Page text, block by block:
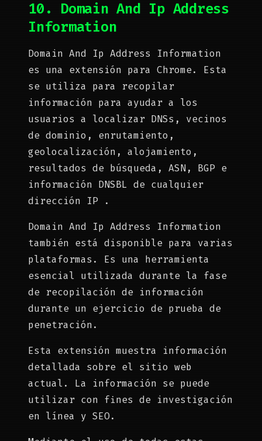
10. Domain And Ip Address
Information
Domain And Ip Address Information
es una extensión para Chrome. Esta
se utiliza para recopilar
información para ayudar a los
usuarios a localizar DNSs, vecinos
de dominio, enrutamiento,
geolocalización, alojamiento,
resultados de búsqueda, ASN, BGP e
información DNSBL de cualquier
dirección IP .
Domain And Ip Address Information
también está disponible para varias
plataformas. Es una herramienta
esencial utilizada durante la fase
de recopilación de información
durante un ejercicio de prueba de
penetración.
Esta extensión muestra información
detallada sobre el sitio web
actual. La información se puede
utilizar con fines de investigación
en línea y SEO.